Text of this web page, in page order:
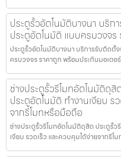
ประตูรั้วอัตโนมัติบางนา บริก
ประตูอัตโนมัติ แบบครบวงจร
ประตูรั้วอัตโนมัติบางนา บริการรับติดตั้
ครบวงจร ราคาถูก พร้อมประกันมอเตอร์
ช่างประตูรั้วรีโมทอัตโนมัติดุสิ
ประตูอัตโนมัติ ทำงานเงียบ ร
จากรีโมทหรือมือถือ
ช่างประตูรั้วรีโมทอัตโนมัติดุสิต ประตูรั้ว
เงียบ รวดเร็ว และควบคุมได้ง่ายจากรีโ